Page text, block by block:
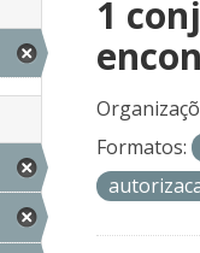
1
Formatos: